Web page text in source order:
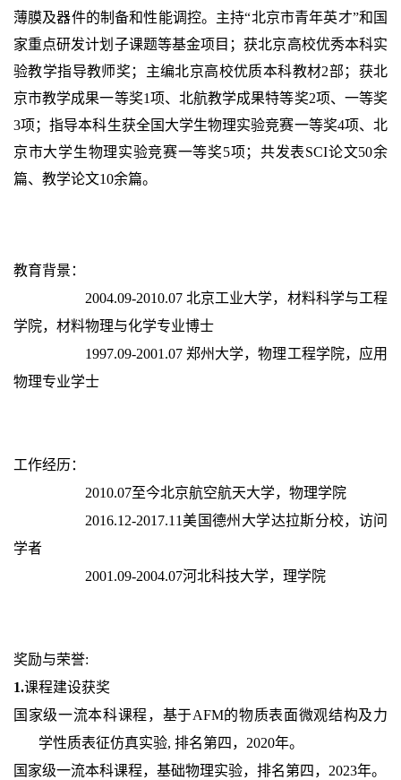
薄膜及器件的制备和性能调控。主持“北京市青年英才”和国
家重点研发计划子课题等基金项目；获北京高校优秀本科实
验教学指导教师奖；主编北京高校优质本科教材2部；获北
京市教学成果一等奖1项、北航教学成果特等奖2项、一等奖
3项；指导本科生获全国大学生物理实验竞赛一等奖4项、北
京市大学生物理实验竞赛一等奖5项；共发表SCI论文50余
篇、教学论文10余篇。
教育背景：
2004.09-2010.07 北京工业大学，材料科学与工程
学院，材料物理与化学专业博士
1997.09-2001.07 郑州大学，物理工程学院，应用
物理专业学士
工作经历：
2010.07至今北京航空航天大学，物理学院
2016.12-2017.11美国德州大学达拉斯分校，访问
学者
2001.09-2004.07河北科技大学，理学院
奖励与荣誉:
1.课程建设获奖
国家级一流本科课程，基于AFM的物质表面微观结构及力
学性质表征仿真实验, 排名第四，2020年。
国家级一流本科课程，基础物理实验，排名第四，2023年。